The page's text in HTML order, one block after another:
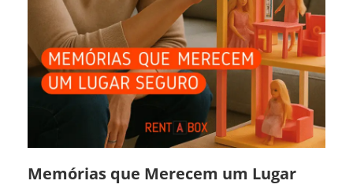
Memórias que Merecem um Lugar